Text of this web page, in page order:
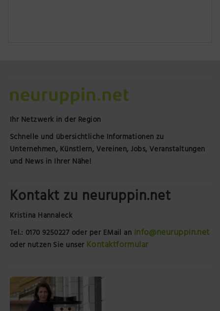
Ihr Netzwerk in der Region
Schnelle und übersichtliche Informationen zu
Unternehmen, Künstlern, Vereinen, Jobs, Veranstaltungen
und News in Ihrer Nähe!
Kontakt zu neuruppin.net
Kristina Hannaleck
Tel.: 0170 9250227 oder per EMail an info@neuruppin.net
oder nutzen Sie unser Kontaktformular